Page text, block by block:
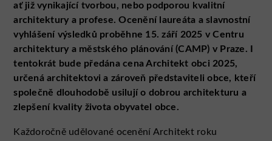
ať již vynikající tvorbou, nebo podporou kvalitní
architektury a profese. Ocenění laureáta a slavnostní
vyhlášení výsledků proběhne 15. září 2025 v Centru
architektury a městského plánování (CAMP) v Praze. I
tentokrát bude předána cena Architekt obci 2025,
určená architektovi a zároveň představiteli obce, kteří
společně dlouhodobě usilují o dobrou architekturu a
zlepšení kvality života obyvatel obce.
Každoročně udělované ocenění Architekt roku